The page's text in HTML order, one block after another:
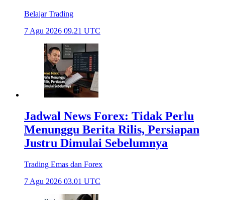
Belajar Trading
7 Agu 2026 09.21 UTC
Jadwal News Forex: Tidak Perlu
Menunggu Berita Rilis, Persiapan
Justru Dimulai Sebelumnya
Trading Emas dan Forex
7 Agu 2026 03.01 UTC